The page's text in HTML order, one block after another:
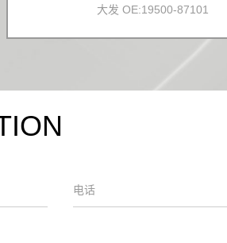
大发 OE:19500-87101
电话